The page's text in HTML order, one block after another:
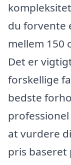
du forvente
mellem 150
Det er
forskellige
bedste
at vurdere
pris baseret